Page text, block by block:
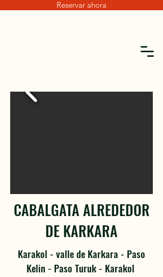
Reservar ahora
CABALGATA ALREDEDOR
DE KARKARA
Karakol - valle de Karkara - Paso
Kelin - Paso Turuk - Karakol